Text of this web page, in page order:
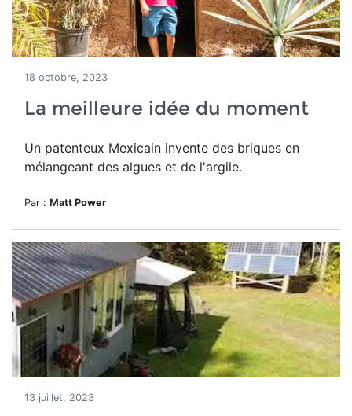
18 octobre, 2023
La meilleure idée du moment
Un patenteux Mexicain invente des briques en
mélangeant des algues et de l'argile.
Par : Matt Power
13 juillet, 2023